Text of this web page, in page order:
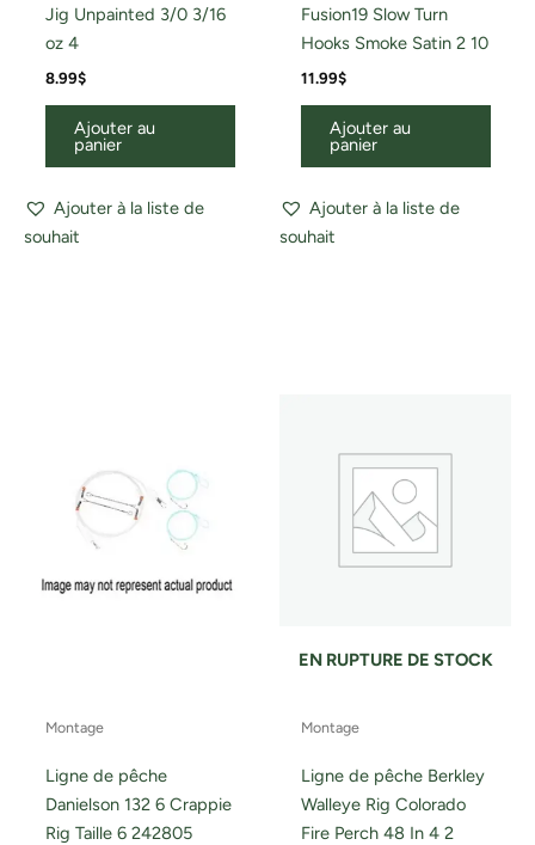
Jig Unpainted 3/0 3/16
oz 4
8.99$
Ajouter au
panier
Ajouter à la liste de
souhait
Fusion19 Slow Turn
Hooks Smoke Satin 2 10
11.99$
Ajouter au
panier
Ajouter à la liste de
souhait
Montage
Ligne de pêche
Danielson 132 6 Crappie
Rig Taille 6 242805
EN RUPTURE DE STOCK
Montage
Ligne de pêche Berkley
Walleye Rig Colorado
Fire Perch 48 In 4 2